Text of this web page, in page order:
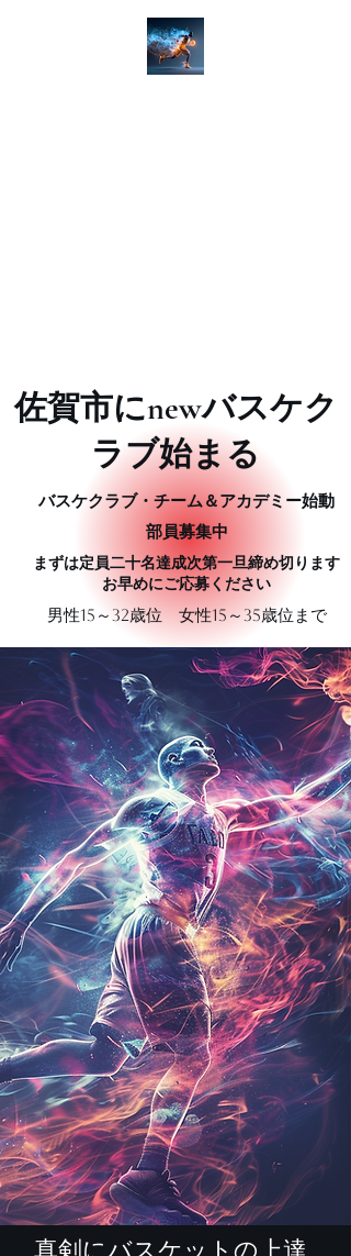
​佐賀市にnewバスケク
ラブ始まる
​バスケクラブ・チーム＆アカデミー始動
​部員募集中
​まずは定員二十名達成次第一旦締め切ります
​お早めにご応募ください
​男性15～32歳位 女性15～35歳位まで